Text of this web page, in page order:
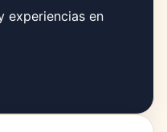
experiencias en